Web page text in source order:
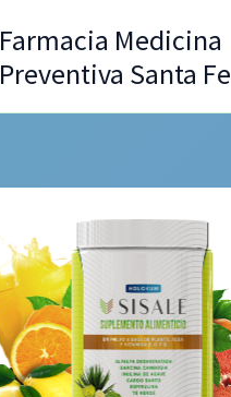
Farmacia Medicina
Preventiva Santa Fe